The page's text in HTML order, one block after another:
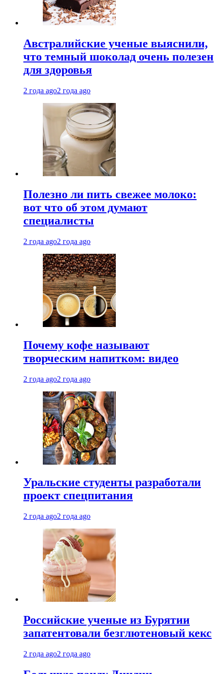
Австралийские ученые выяснили,
что темный шоколад очень полезен
для здоровья
2 года ago2 года ago
Полезно ли пить свежее молоко:
вот что об этом думают
специалисты
2 года ago2 года ago
Почему кофе называют
творческим напитком: видео
2 года ago2 года ago
Уральские студенты разработали
проект спецпитания
2 года ago2 года ago
Российские ученые из Бурятии
запатентовали безглютеновый кекс
2 года ago2 года ago